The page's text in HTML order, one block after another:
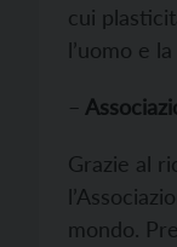
cui
l’uomo e
–
Grazie al
mondo.